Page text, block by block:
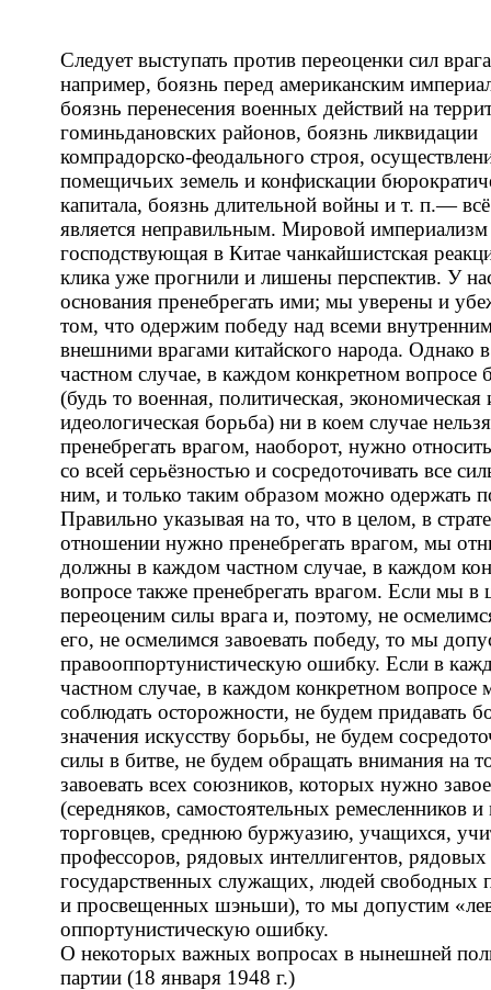
Следует выступать против переоценки сил
например, боязнь перед американским
боязнь перенесения военных действий на
гоминьдановских районов, боязнь ликвидации
компрадорско-феодального строя,
помещичьих земель и конфискации
капитала, боязнь длительной войны и т. п.—
является неправильным. Мировой
господствующая в Китае чанкайшистская
клика уже прогнили и лишены перспектив. У
основания пренебрегать ими; мы уверены и
том, что одержим победу над всеми
внешними врагами китайского народа. Однако
частном случае, в каждом конкретном вопросе
(будь то военная, политическая, экономическая
идеологическая борьба) ни в коем случае нельзя
пренебрегать врагом, наоборот, нужно
со всей серьёзностью и сосредоточивать все
ним, и только таким образом можно одержать
Правильно указывая на то, что в целом, в
отношении нужно пренебрегать врагом, мы
должны в каждом частном случае, в каждом
вопросе также пренебрегать врагом. Если мы в
переоценим силы врага и, поэтому, не
его, не осмелимся завоевать победу, то мы
правооппортунистическую ошибку. Если в
частном случае, в каждом конкретном вопросе
соблюдать осторожности, не будем придавать
значения искусству борьбы, не будем
силы в битве, не будем обращать внимания на
завоевать всех союзников, которых нужно
(середняков, самостоятельных ремесленников
торговцев, среднюю буржуазию, учащихся,
профессоров, рядовых интеллигентов, рядовых
государственных служащих, людей свободных
и просвещенных шэньши), то мы допустим
оппортунистическую ошибку.
О некоторых важных вопросах в нынешней
партии (18 января 1948 г.)